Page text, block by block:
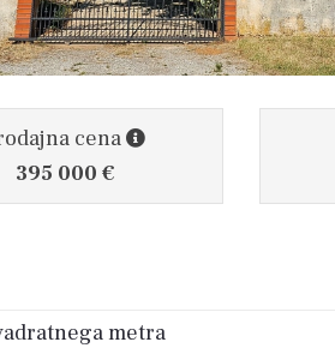
cena
395 000 €
metra